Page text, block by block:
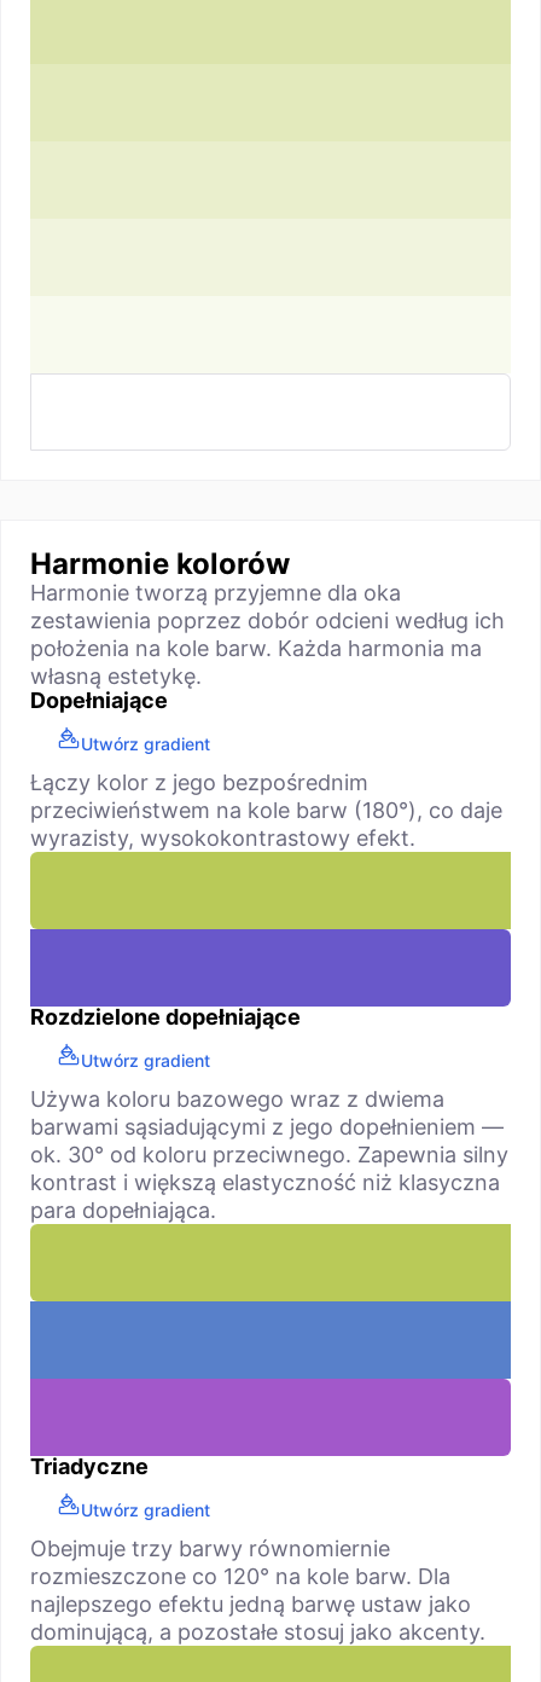
Harmonie kolorów
Harmonie tworzą przyjemne dla oka
zestawienia poprzez dobór odcieni według ich
położenia na kole barw. Każda harmonia ma
własną estetykę.
Dopełniające
Utwórz gradient
Łączy kolor z jego bezpośrednim
przeciwieństwem na kole barw (180°), co daje
wyrazisty, wysokokontrastowy efekt.
Rozdzielone dopełniające
Utwórz gradient
Używa koloru bazowego wraz z dwiema
barwami sąsiadującymi z jego dopełnieniem —
ok. 30° od koloru przeciwnego. Zapewnia silny
kontrast i większą elastyczność niż klasyczna
para dopełniająca.
Triadyczne
Utwórz gradient
Obejmuje trzy barwy równomiernie
rozmieszczone co 120° na kole barw. Dla
najlepszego efektu jedną barwę ustaw jako
dominującą, a pozostałe stosuj jako akcenty.